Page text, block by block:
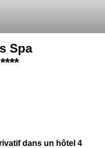
Spa
dans un hôtel 4